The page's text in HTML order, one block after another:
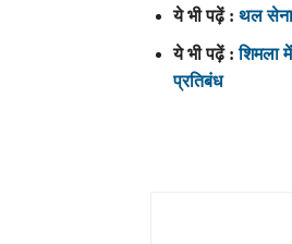
ये भी पढ़ें : थल सेना
ये भी पढ़ें :शिमला
प्रतिबंध